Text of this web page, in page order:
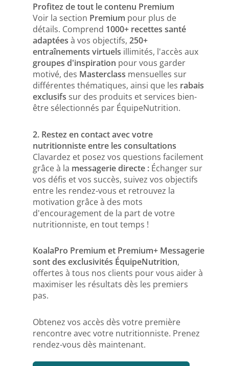
Profitez de tout le contenu Premium
Voir la section Premium pour plus de
détails. Comprend 1000+ recettes santé
adaptées à vos objectifs,250+
entraînements virtuels illimités, l'accès aux
groupes d'inspiration pour vous garder
motivé, des Masterclass mensuelles sur
différentes thématiques, ainsi que les rabais
exclusifs sur des produits et services bien-
être sélectionnés par ÉquipeNutrition.
2. Restez en contact avec votre
nutritionniste entre les consultations
Clavardez et posez vos questions facilement
grâce à la messagerie directe : Échanger sur
vos défis et vos succès, suivez vos objectifs
entre les rendez-vous et retrouvez la
motivation grâce à des mots
d'encouragement de la part de votre
nutritionniste, en tout temps !
KoalaPro Premium et Premium+ Messagerie
sont des exclusivités ÉquipeNutrition,
offertes à tous nos clients pour vous aider à
maximiser les résultats dès les premiers
pas.
Obtenez vos accès dès votre première
rencontre avec votre nutritionniste. Prenez
rendez-vous dès maintenant.